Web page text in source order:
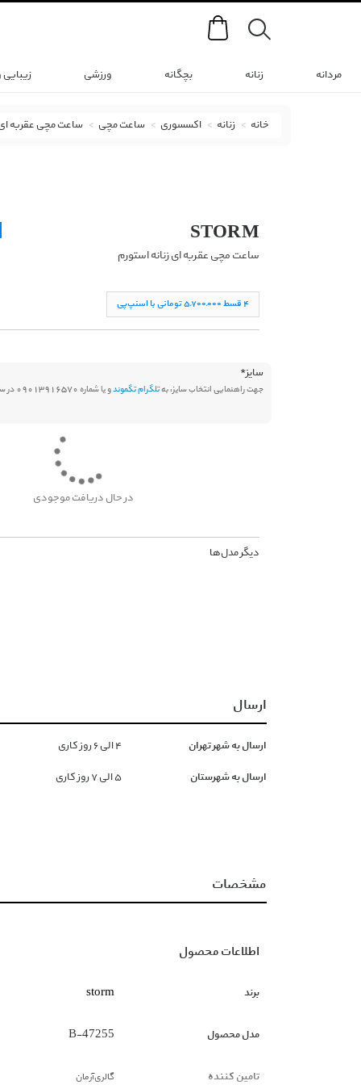
Search
مردانه زنانه بچگانه ورزشی
خانه زنانه اکسسوری ساعت مچی ساعت مچی عقربه
STORM
ساعت مچی عقربه ای زنانه استورم
۴ قسط ۵,۷۰۰,۰۰۰ تومانی با اسنپ‌پی
سایز*
جهت راهنمایی انتخاب سایز، بهتلگرام تگموندو یا شماره 09013916570 در سامانه بله پیام دهید.
در حال دریافت موجودی
دیگر مدل‌ها
ارسال
ارسال به شهر تهران ۴ الی ۶ روز کاری
ارسال به شهرستان ۵ الی ۷ روز کاری
مشخصات
اطلاعات محصول
برند storm
مدل محصول 47255-B
تامین کننده گالری‌آرمان